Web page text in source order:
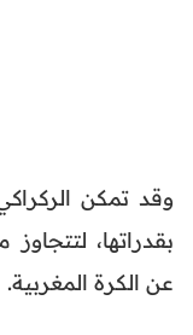
وقد تمكن
بقدراتها،
عن الكرة المغربية.